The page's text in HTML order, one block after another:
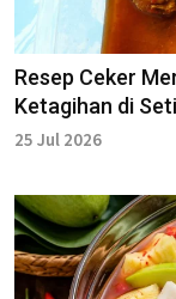
Resep Ceker
Ketagihan di
25 Jul 2026